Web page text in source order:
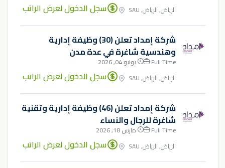
الرياض, الرياض, SAU
سجل الدخول لعرض الراتب
شركة إمداد تعلن (30) وظيفة إدارية
وهندسية شاغرة في عدة مدن
Full Time
يونيو 04, 2026
الرياض, الرياض, SAU
سجل الدخول لعرض الراتب
شركة إمداد تعلن (46) وظيفة إدارية وتقنية
شاغرة للرجال والنساء
Full Time
مارس 18, 2026
الرياض, الرياض, SAU
سجل الدخول لعرض الراتب